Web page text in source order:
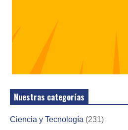
Nuestras categorías
Ciencia y Tecnología (231)